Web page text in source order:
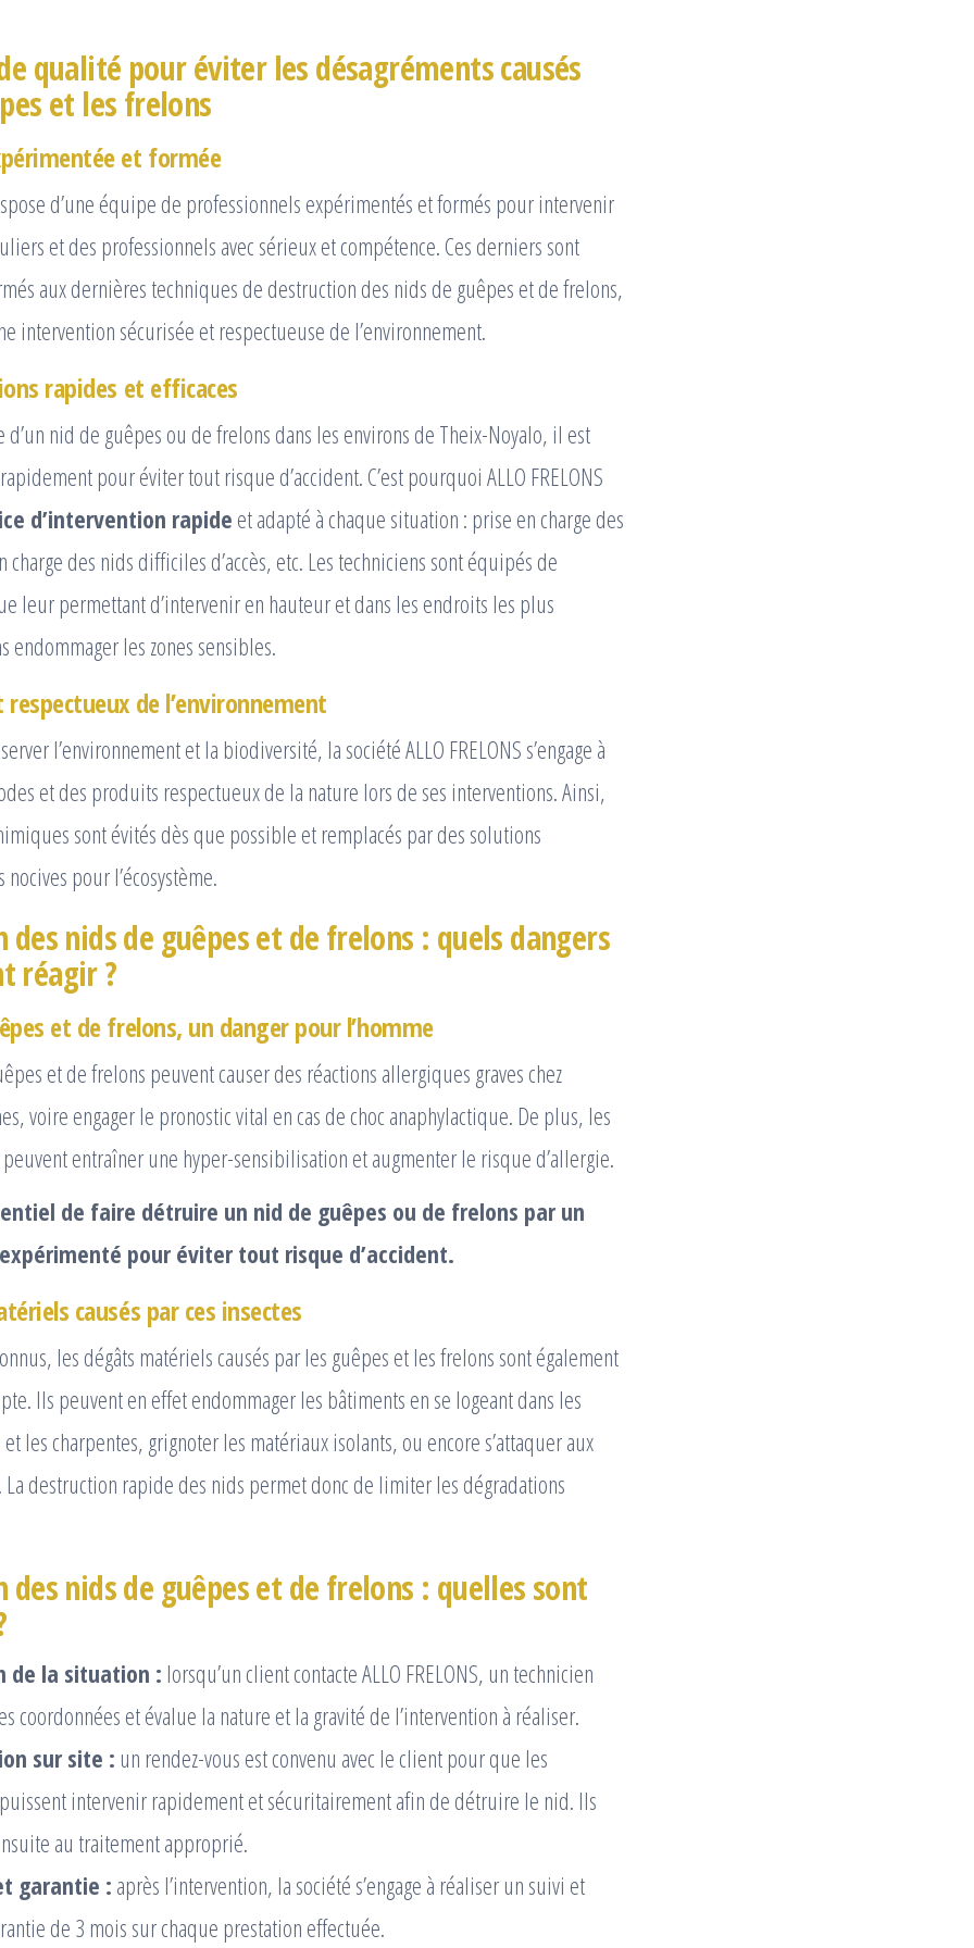
qualité pour éviter les désagréments causés
et les frelons
et formée
d’une équipe de professionnels expérimentés et formés pour intervenir
et des professionnels avec sérieux et compétence. Ces derniers sont
aux dernières techniques de destruction des nids de guêpes et de frelons,
intervention sécurisée et respectueuse de l’environnement.
rapides et efficaces
d’un nid de guêpes ou de frelons dans les environs de Theix-Noyalo, il est
pour éviter tout risque d’accident. C’est pourquoi ALLO FRELONS
d’intervention rapide et adapté à chaque situation : prise en charge des
charge des nids difficiles d’accès, etc. Les techniciens sont équipés de
leur permettant d’intervenir en hauteur et dans les endroits les plus
endommager les zones sensibles.
de l’environnement
l’environnement et la biodiversité, la société ALLO FRELONS s’engage à
et des produits respectueux de la nature lors de ses interventions. Ainsi,
sont évités dès que possible et remplacés par des solutions
pour l’écosystème.
nids de guêpes et de frelons : quels dangers
réagir ?
et de frelons, un danger pour l’homme
et de frelons peuvent causer des réactions allergiques graves chez
voire engager le pronostic vital en cas de choc anaphylactique. De plus, les
entraîner une hyper-sensibilisation et augmenter le risque d’allergie.
de faire détruire un nid de guêpes ou de frelons par un
pour éviter tout risque d’accident.
causés par ces insectes
les dégâts matériels causés par les guêpes et les frelons sont également
Ils peuvent en effet endommager les bâtiments en se logeant dans les
les charpentes, grignoter les matériaux isolants, ou encore s’attaquer aux
destruction rapide des nids permet donc de limiter les dégradations
des nids de guêpes et de frelons : quelles sont
de la situation : lorsqu’un client contacte ALLO FRELONS, un technicien
coordonnées et évalue la nature et la gravité de l’intervention à réaliser.
sur site : un rendez-vous est convenu avec le client pour que les
intervenir rapidement et sécuritairement afin de détruire le nid. Ils
au traitement approprié.
garantie : après l’intervention, la société s’engage à réaliser un suivi et
de 3 mois sur chaque prestation effectuée.